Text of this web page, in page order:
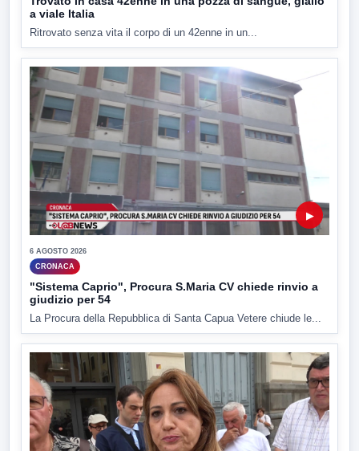
a viale Italia
Ritrovato senza vita il corpo di un 42enne in un...
▶
6 AGOSTO 2026
CRONACA
"Sistema Caprio", Procura S.Maria CV chiede rinvio a
giudizio per 54
La Procura della Repubblica di Santa Capua Vetere chiude le...